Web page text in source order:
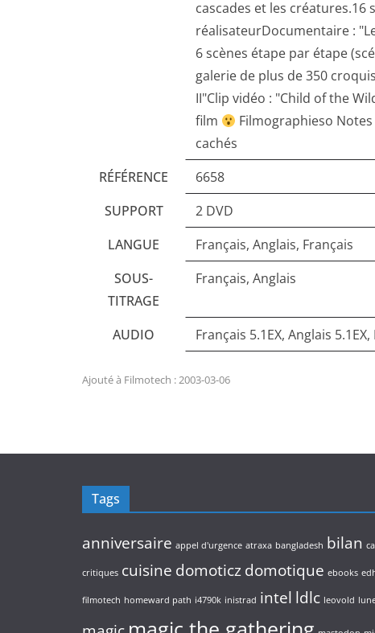
cascades et les
réalisateurDocumentaire :
6 scènes étape par étape
galerie de plus de 350
II"Clip vidéo : "Child of the
film
Filmographieso
cachés
RÉFÉRENCE
6658
SUPPORT
2 DVD
LANGUE
Français, Anglais, Français
SOUS-
TITRAGE
Français, Anglais
AUDIO Français 5.1EX, Anglais
Ajouté à Filmotech : 2003-03-06
Tags
anniversaire appel d'urgence atraxa bangladesh bilan
critiques cuisine domoticzdomotique ebooks
filmotech homeward path i4790k inistrad intel ldlc leovold